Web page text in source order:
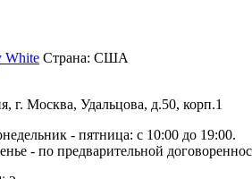
White Страна: США
г. Москва, Удальцова, д.50, корп.1
- пятница: с 10:00 до 19:00.
- по предварительной